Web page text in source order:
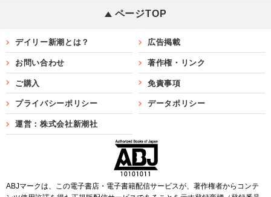
ページTOP
デイリー新潮とは？ 広告掲載
お問い合わせ 著作権・リンク
ご購入 免責事項
プライバシーポリシー データポリシー
運営：株式会社新潮社
ABJマークは、この電子書店・電子書籍配信サービスが、著作権者からコンテ